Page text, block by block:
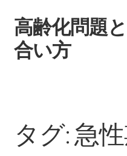
ナ
ビ
ゲ
へ
ス
コ
ン
テ
キ
ッ
高齢化問題
合い方
2025年問題に看護師が備
タグ:急